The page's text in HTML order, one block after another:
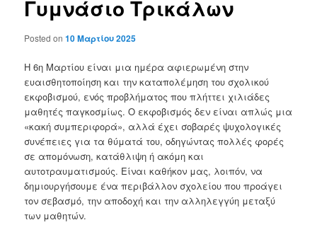
Γυμνάσιο Τρικάλων
Posted on10 Μαρτίου 2025
Η 6η Μαρτίου είναι μια ημέρα αφιερωμένη στην
ευαισθητοποίηση και την καταπολέμηση του σχολικού
εκφοβισμού, ενός προβλήματος που πλήττει χιλιάδες
μαθητές παγκοσμίως. Ο εκφοβισμός δεν είναι απλώς μια
«κακή συμπεριφορά», αλλά έχει σοβαρές ψυχολογικές
συνέπειες για τα θύματά του, οδηγώντας πολλές φορές
σε απομόνωση, κατάθλιψη ή ακόμη και
αυτοτραυματισμούς. Είναι καθήκον μας, λοιπόν, να
δημιουργήσουμε ένα περιβάλλον σχολείου που προάγει
τον σεβασμό, την αποδοχή και την αλληλεγγύη μεταξύ
των μαθητών.